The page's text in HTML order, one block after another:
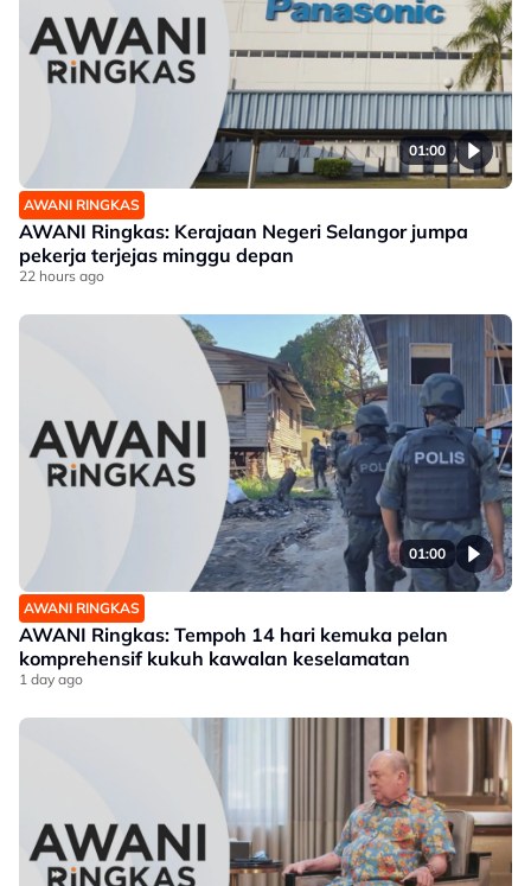
01:00
AWANI RINGKAS
AWANI Ringkas: Kerajaan Negeri Selangor jumpa
pekerja terjejas minggu depan
22 hours ago
01:00
AWANI RINGKAS
AWANI Ringkas: Tempoh 14 hari kemuka pelan
komprehensif kukuh kawalan keselamatan
1 day ago